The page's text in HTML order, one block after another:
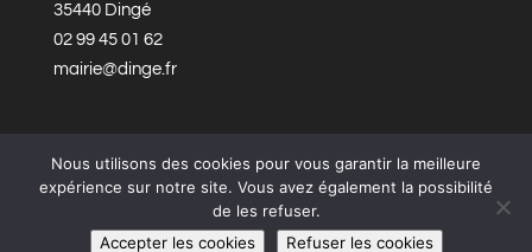
35440 Dingé
02 99 45 01 62
mairie@dinge.fr
Réalisation © Mairie de Dingé,Bretagne Romantique
Mentions légales|Politique de confidentialité
Nous utilisons des cookies pour vous garantir la meilleure
expérience sur notre site. Vous avez également la possibilité
de les refuser.
Accepter les cookies
Refuser les cookies